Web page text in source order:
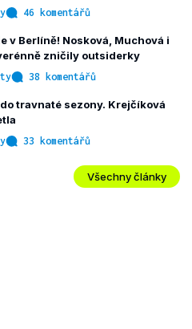
46 komentářů
v Berlíně! Nosková, Muchová i
zničily outsiderky
38 komentářů
travnaté sezony. Krejčíková
33 komentářů
Všechny články